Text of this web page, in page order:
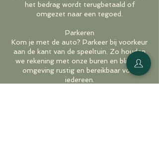
het bedrag wordt terugbetaald of
omgezet naar een tegoed.
Parkeren
Kom je met de auto? Parkeer bij voorkeur
aan de kant van de speeltuin. Zo houden
we rekening met onze buren en blijft de
omgeving rustig en bereikbaar voor
iedereen.